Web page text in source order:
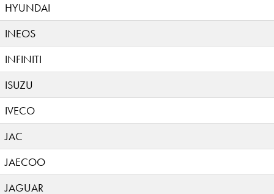
HYUNDAI
INEOS
INFINITI
ISUZU
IVECO
JAC
JAECOO
JAGUAR